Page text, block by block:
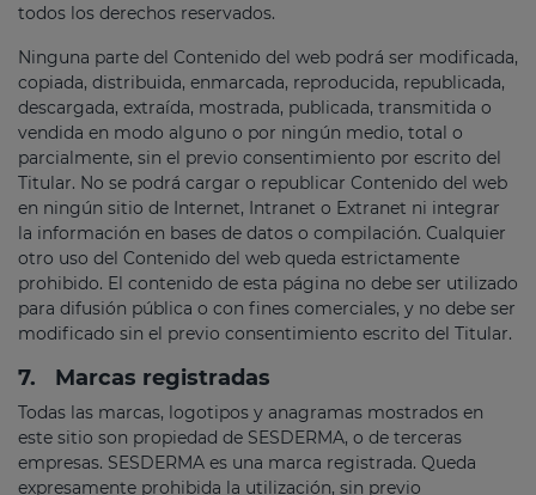
todos los derechos reservados.
Ninguna parte del Contenido del web podrá ser modificada,
copiada, distribuida, enmarcada, reproducida, republicada,
descargada, extraída, mostrada, publicada, transmitida o
vendida en modo alguno o por ningún medio, total o
parcialmente, sin el previo consentimiento por escrito del
Titular. No se podrá cargar o republicar Contenido del web
en ningún sitio de Internet, Intranet o Extranet ni integrar
la información en bases de datos o compilación. Cualquier
otro uso del Contenido del web queda estrictamente
prohibido. El contenido de esta página no debe ser utilizado
para difusión pública o con fines comerciales, y no debe ser
modificado sin el previo consentimiento escrito del Titular.
7. Marcas registradas
Todas las marcas, logotipos y anagramas mostrados en
este sitio son propiedad de SESDERMA, o de terceras
empresas. SESDERMA es una marca registrada. Queda
expresamente prohibida la utilización, sin previo